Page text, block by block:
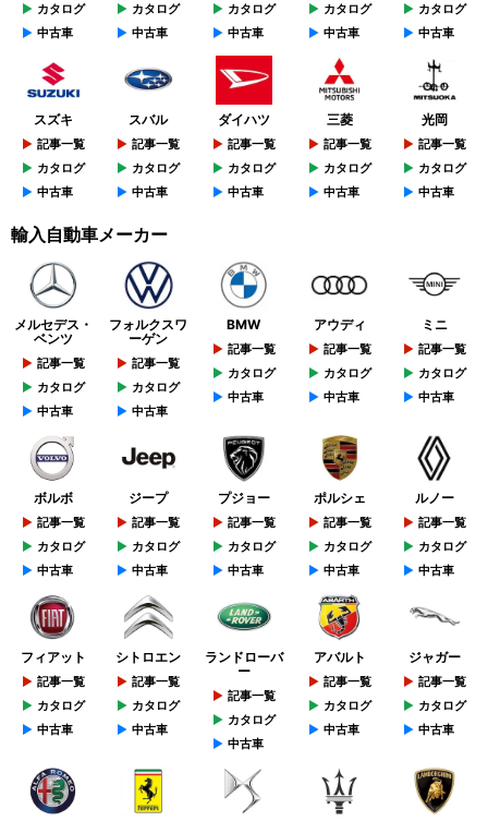
カタログ
中古車
カタログ
中古車
カタログ
中古車
カタログ
中古車
カタログ
中古車
スズキ
記事一覧
カタログ
中古車
スバル
記事一覧
カタログ
中古車
ダイハツ
記事一覧
カタログ
中古車
三菱
記事一覧
カタログ
中古車
光岡
記事一覧
カタログ
中古車
輸入自動車メーカー
メルセデス・
ベンツ
記事一覧
カタログ
中古車
フォルクスワ
ーゲン
記事一覧
カタログ
中古車
BMW
記事一覧
カタログ
中古車
アウディ
記事一覧
カタログ
中古車
ミニ
記事一覧
カタログ
中古車
ボルボ
記事一覧
カタログ
中古車
ジープ
記事一覧
カタログ
中古車
プジョー
記事一覧
カタログ
中古車
ポルシェ
記事一覧
カタログ
中古車
ルノー
記事一覧
カタログ
中古車
フィアット
記事一覧
カタログ
中古車
シトロエン
記事一覧
カタログ
中古車
ランドローバ
ー
記事一覧
カタログ
中古車
アバルト
記事一覧
カタログ
中古車
ジャガー
記事一覧
カタログ
中古車